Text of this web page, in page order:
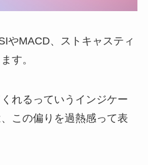
やMACD、ストキャスティ
す。
れるっていうインジケー
この偏りを過熱感って表